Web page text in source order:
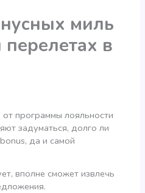
миль
в
программы лояльности
задуматься, долго ли
да и самой
вполне сможет извлечь